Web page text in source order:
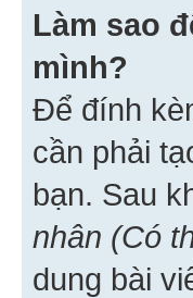
Làm sao
mình?
Để đính
cần phải
bạn. Sau
nhân (Có
dung bài